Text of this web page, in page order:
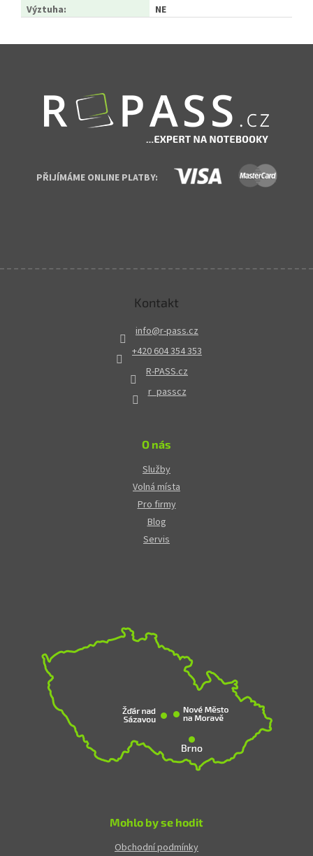
Výztuha: NE
PŘIJÍMÁME ONLINE PLATBY:
Kontakt
info@r-pass.cz
+420 604 354 353
R-PASS.cz
r_passcz
O nás
Služby
Volná místa
Pro firmy
Blog
Servis
Mohlo by se hodit
Obchodní podmínky